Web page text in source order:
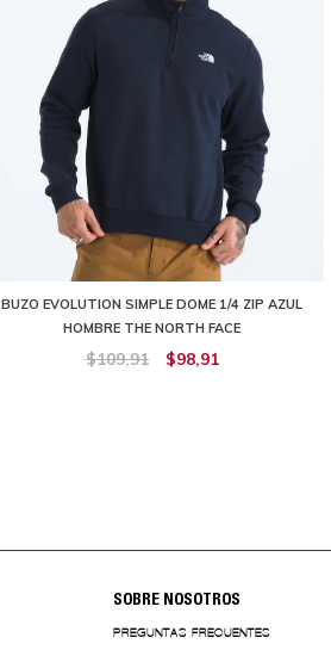
BUZO EVOLUTION SIMPLE DOME 1/4 ZIP AZUL
HOMBRE THE NORTH FACE
$109,91 $98,91
SOBRE NOSOTROS
PREGUNTAS FRECUENTES